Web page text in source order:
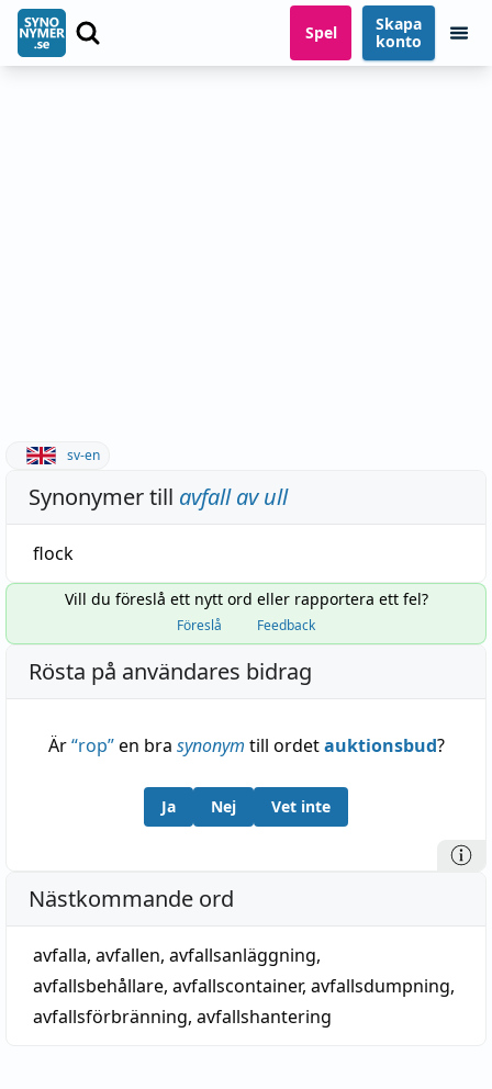
Spel
Skapa
konto
sv-en
Synonymer till avfall av ull
flock
Vill du föreslå ett nytt ord eller rapportera ett fel?
Föreslå Feedback
Rösta på användares bidrag
Är“rop”en bra synonym till ordetauktionsbud?
Ja Nej Vet inte
Nästkommande ord
avfalla, avfallen, avfallsanläggning,
avfallsbehållare, avfallscontainer, avfallsdumpning,
avfallsförbränning, avfallshantering